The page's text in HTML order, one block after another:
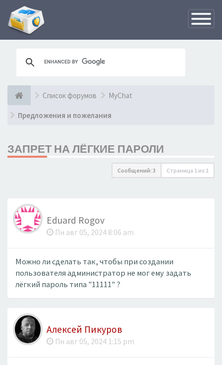
Список форумов MyChat
Предложения и пожелания
ЗАПРЕТ НА ЛЁГКИЕ ПАРОЛИ
Сообщений: 3 Страница 1 из 1
Eduard Rogov
Пн авг 05, 2024 8:06 am
Можно ли сделать так, чтобы при создании
пользователя администратор не мог ему задать
лёгкий пароль типа "11111" ?
Алексей Пикуров
Пн авг 05, 2024 1:15 pm